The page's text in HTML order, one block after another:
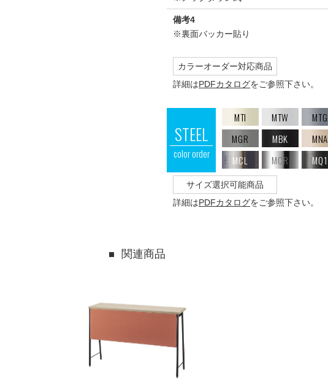
備考4
※裏面バッカー貼り
カラーオーダー対応商品
詳細はPDFカタログをご参照下さい。
STEEL
color order
MTI MTW MTG
MGR
MBK MNA
MCL
MCR MQ1
サイズ選択可能商品
詳細はPDFカタログをご参照下さい。
関連商品